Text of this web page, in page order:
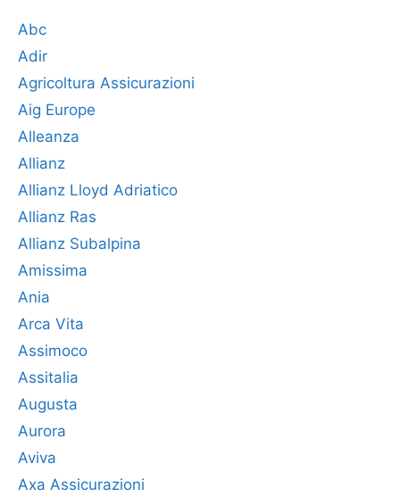
Abc
Adir
Agricoltura Assicurazioni
Aig Europe
Alleanza
Allianz
Allianz Lloyd Adriatico
Allianz Ras
Allianz Subalpina
Amissima
Ania
Arca Vita
Assimoco
Assitalia
Augusta
Aurora
Aviva
Axa Assicurazioni